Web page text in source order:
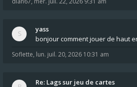
yass
bonjour comment jouer de haut
Soflette, lun. juil. 20, 2026 10:31 am
Re: Lags sur jeu de cartes